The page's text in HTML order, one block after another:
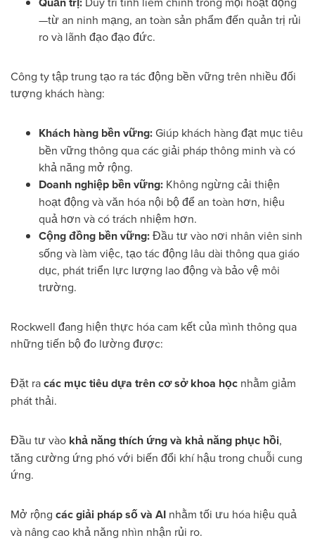
—từ an ninh mạng, an toàn sản phẩm đến quản trị rủi
ro và lãnh đạo đạo đức.
Công ty tập trung tạo ra tác động bền vững trên nhiều đối
tượng khách hàng:
Khách hàng bền vững:Giúp khách hàng đạt mục tiêu
bền vững thông qua các giải pháp thông minh và có
khả năng mở rộng.
Doanh nghiệp bền vững: Không ngừng cải thiện
hoạt động và văn hóa nội bộ để an toàn hơn, hiệu
quả hơn và có trách nhiệm hơn.
Cộng đồng bền vững:Đầu tư vào nơi nhân viên sinh
sống và làm việc, tạo tác động lâu dài thông qua giáo
dục, phát triển lực lượng lao động và bảo vệ môi
trường.
Rockwell đang hiện thực hóa cam kết của mình thông qua
những tiến bộ đo lường được:
Đặt racác mục tiêu dựa trên cơ sở khoa học nhằm giảm
phát thải.
Đầu tư vào khả năng thích ứng và khả năng phục hồi,
tăng cường ứng phó với biến đổi khí hậu trong chuỗi cung
ứng.
Mở rộng các giải pháp số và AI nhằm tối ưu hóa hiệu quả
và nâng cao khả năng nhìn nhận rủi ro.